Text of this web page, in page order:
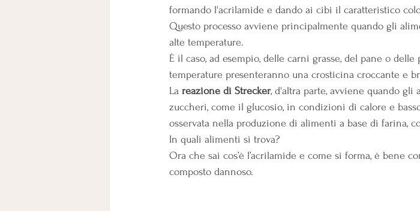
formando l'acrilamide e dando ai cibi il caratteristico
Questo processo avviene principalmente quando gli
alte temperature.
È il caso, ad esempio, delle carni grasse, del pane o
temperature presenteranno una crosticina croccante e
La reazione di Strecker, d'altra parte, avviene quando
zuccheri, come il glucosio, in condizioni di calore e
osservata nella produzione di alimenti a base di farina,
In quali alimenti si trova?
Ora che sai cos’è l’acrilamide e come si forma, è bene
composto dannoso.